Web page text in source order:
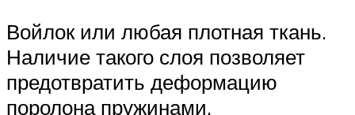
Войлок или любая плотная ткань.
Наличие такого слоя позволяет
предотвратить деформацию
поролона пружинами.